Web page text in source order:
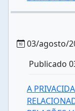
03/agosto/
Publicado
A